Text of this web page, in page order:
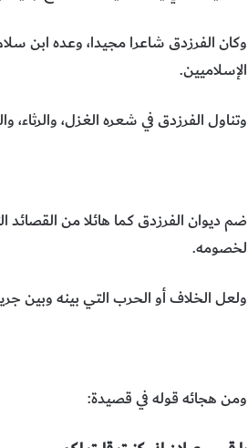
وكان الفرزدق شاعرا مجيدا، وعده ابن
الإسلاميين.
وتناول الفرزدق في شعره الغزل، والرثاء،
ضم ديوان الفرزدق كما هائلا من
لخصومه.
ولعل الخلاف أو الحرب التي بينه وبين
ومن هجائه قوله في قصيدة: